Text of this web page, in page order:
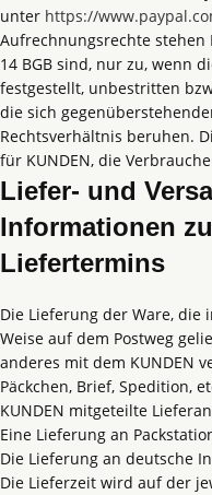
unter https://
Aufrechnungsrechte stehen
14 BGB sind, nur zu, wenn
festgestellt, unbestritten
die sich
Rechtsverhältnis beruhen.
für KUNDEN, die
Liefer- und
Informationen
Liefertermins
Die Lieferung der Ware, die
Weise auf dem Postweg
anderes mit dem KUNDEN
Päckchen, Brief, Spedition,
KUNDEN mitgeteilte
Eine Lieferung an
Die Lieferung an deutsche
Die Lieferzeit wird auf der